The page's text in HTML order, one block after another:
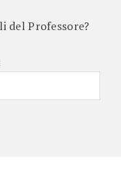
del Professore?